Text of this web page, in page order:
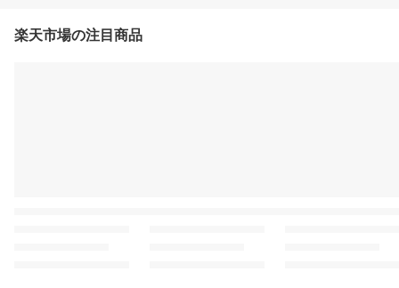
楽天市場の注目商品